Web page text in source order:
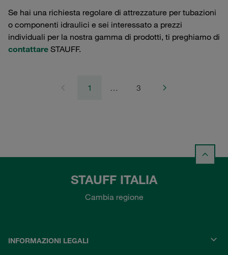
Se hai una richiesta regolare di attrezzature per tubazioni
o componenti idraulici e sei interessato a prezzi
individuali per la nostra gamma di prodotti, ti preghiamo di
contattare STAUFF.
1 … 3
STAUFF ITALIA
Cambia regione
INFORMAZIONI LEGALI